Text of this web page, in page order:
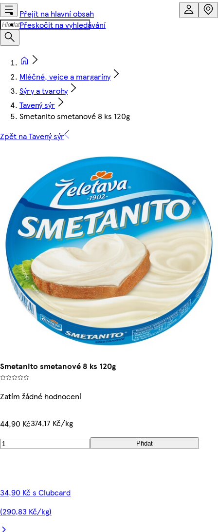
Přejít na hlavní obsah
Přeskočit na vyhledávání
Mléčné, vejce a margaríny
Sýry a tvarohy
Tavený sýr
Smetanito smetanové 8 ks 120g
Zpět na Tavený sýr
Smetanito smetanové 8 ks 120g
Zatím žádné hodnocení
44,90 Kč374,17 Kč/kg
Přidat
34,90 Kč s Clubcard
(290,83 Kč/kg)